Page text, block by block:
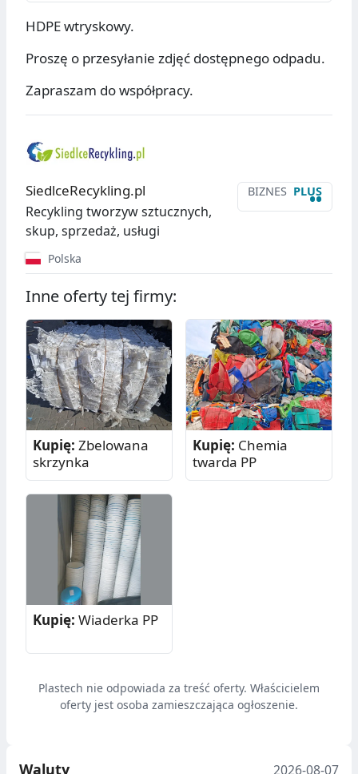
HDPE wtryskowy.
Proszę o przesyłanie zdjęć dostępnego odpadu.
Zapraszam do współpracy.
BIZNES PLUS
••
SiedlceRecykling.pl
Recykling tworzyw sztucznych,
skup, sprzedaż, usługi
Polska
Inne oferty tej firmy:
Kupię: Zbelowana
skrzynka
Kupię: Chemia
twarda PP
Kupię: Wiaderka PP
Plastech nie odpowiada za treść oferty. Właścicielem
oferty jest osoba zamieszczająca ogłoszenie.
Waluty 2026-08-07